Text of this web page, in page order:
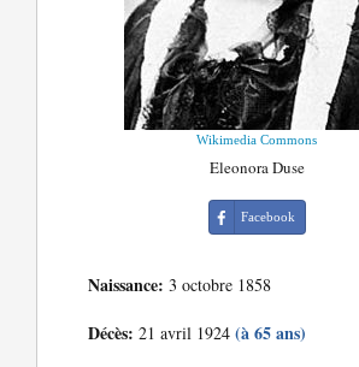
Wikimedia Commons
Eleonora Duse
Facebook
Naissance: 3 octobre 1858
Décès: 21 avril 1924(à 65 ans)